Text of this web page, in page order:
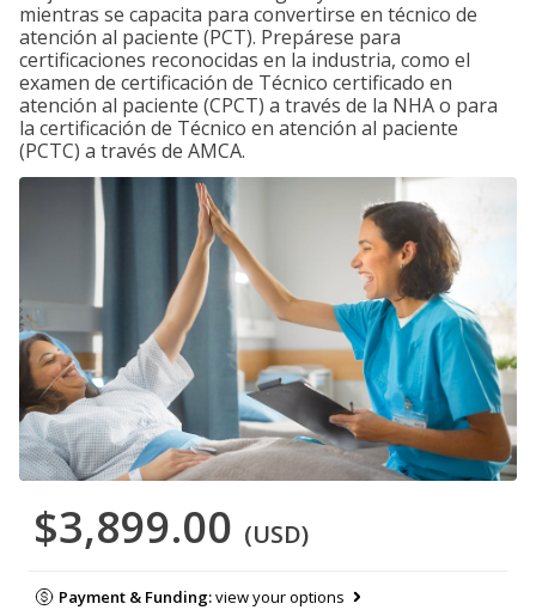
mientras se capacita para convertirse en técnico de
atención al paciente (PCT). Prepárese para
certificaciones reconocidas en la industria, como el
examen de certificación de Técnico certificado en
atención al paciente (CPCT) a través de la NHA o para
la certificación de Técnico en atención al paciente
(PCTC) a través de AMCA.
$3,899.00 (USD)
Payment & Funding:view your options